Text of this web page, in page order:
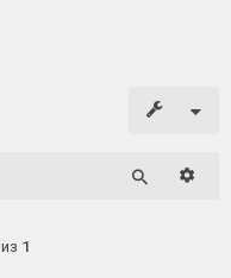
из 1